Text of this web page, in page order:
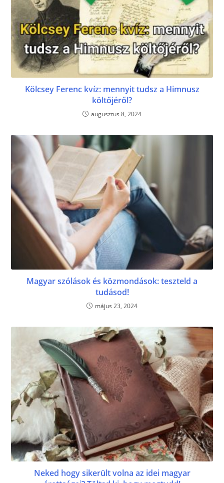
Kölcsey Ferenc kvíz: mennyit tudsz a Himnusz
költőjéről?
augusztus 8, 2024
Magyar szólások és közmondások: teszteld a
tudásod!
május 23, 2024
Neked hogy sikerült volna az idei magyar